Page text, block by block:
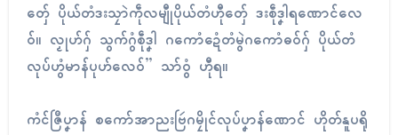
တှ်ေ ပိုယ်တံဒးသၠာဲကဵုလမျီုပိုယ်တံဟီုတှ်ေ ဒးစဵုဒၞါရဏောၚ်လေ
ဝ်။ လၟုဟ်ဂှ် သွက်ဂွံစဵုဒၞါ ဂကောံဍေံတံမွဲဂကောံဓဝ်ဂှ် ပိုယ်တံ
လုပ်ဟွံမာန်ပုဟ်လေဝ်” သာ်ဝွံ ဟီုရ။
ကံၚ်ဇြဳပၞာန် စကော်အာညးဗြဴဂမၠိုၚ်လုပ်ပၞာန်ဏောၚ် ဟိုတ်နူပရို